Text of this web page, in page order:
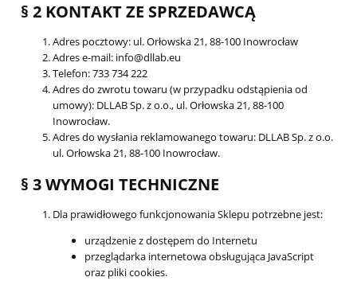
§ 2 KONTAKT ZE SPRZEDAWCĄ
Adres pocztowy: ul. Orłowska 21, 88-100 Inowrocław
Adres e-mail: info@dllab.eu
Telefon: 733 734 222
Adres do zwrotu towaru (w przypadku odstąpienia od
umowy): DLLAB Sp. z o.o., ul. Orłowska 21, 88-100
Inowrocław.
Adres do wysłania reklamowanego towaru: DLLAB Sp. z o.o.
ul. Orłowska 21, 88-100 Inowrocław.
§ 3 WYMOGI TECHNICZNE
Dla prawidłowego funkcjonowania Sklepu potrzebne jest:
urządzenie z dostępem do Internetu
przeglądarka internetowa obsługująca JavaScript
oraz pliki cookies.